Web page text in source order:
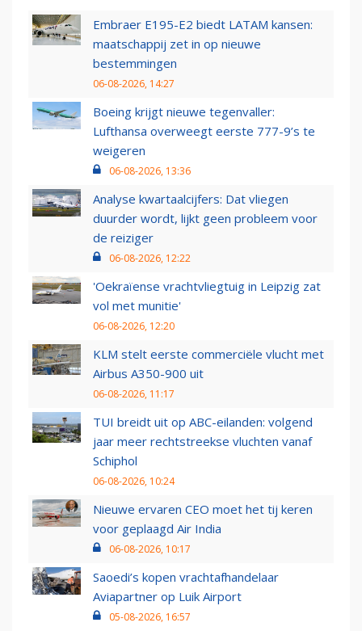
Embraer E195-E2 biedt LATAM kansen:
maatschappij zet in op nieuwe
bestemmingen
06-08-2026, 14:27
Boeing krijgt nieuwe tegenvaller:
Lufthansa overweegt eerste 777-9’s te
weigeren
06-08-2026, 13:36
Analyse kwartaalcijfers: Dat vliegen
duurder wordt, lijkt geen probleem voor
de reiziger
06-08-2026, 12:22
'Oekraïense vrachtvliegtuig in Leipzig zat
vol met munitie'
06-08-2026, 12:20
KLM stelt eerste commerciële vlucht met
Airbus A350-900 uit
06-08-2026, 11:17
TUI breidt uit op ABC-eilanden: volgend
jaar meer rechtstreekse vluchten vanaf
Schiphol
06-08-2026, 10:24
Nieuwe ervaren CEO moet het tij keren
voor geplaagd Air India
06-08-2026, 10:17
Saoedi’s kopen vrachtafhandelaar
Aviapartner op Luik Airport
05-08-2026, 16:57